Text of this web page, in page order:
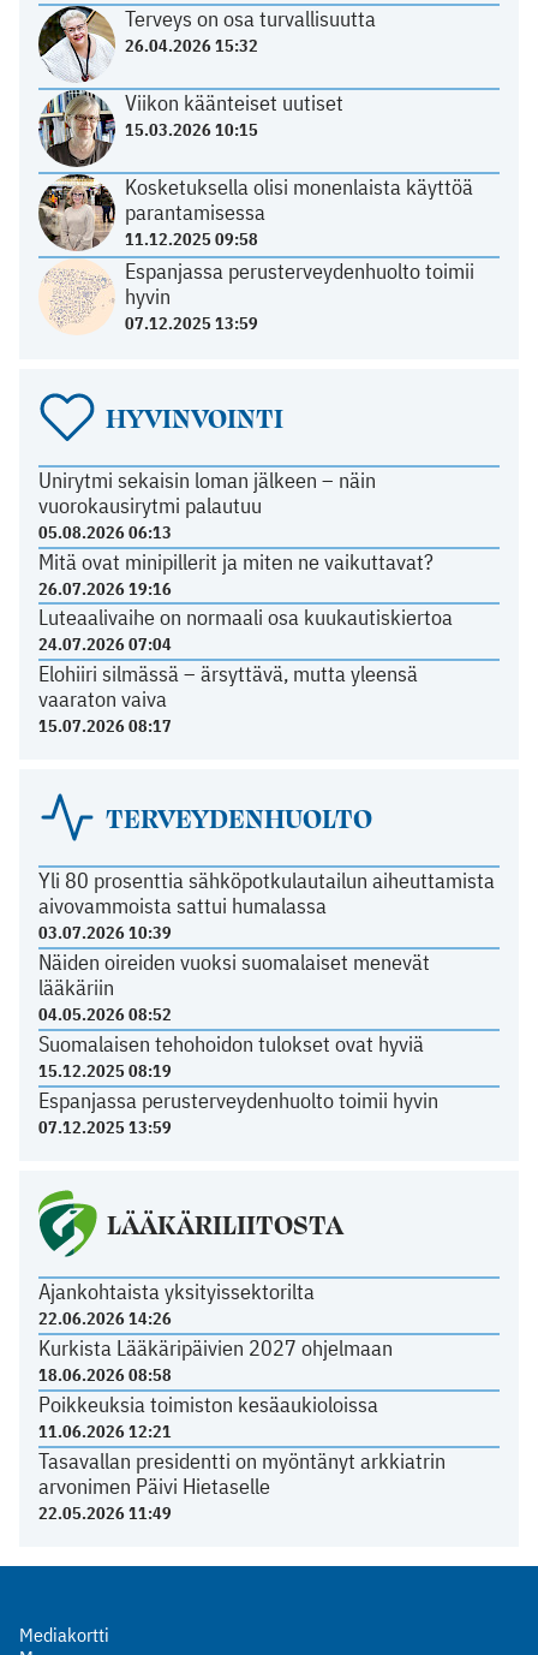
Terveys on osa turvallisuutta
26.04.2026 15:32
Viikon käänteiset uutiset
15.03.2026 10:15
Kosketuksella olisi monenlaista käyttöä
parantamisessa
11.12.2025 09:58
Espanjassa perusterveydenhuolto toimii
hyvin
07.12.2025 13:59
HYVINVOINTI
Unirytmi sekaisin loman jälkeen – näin
vuorokausirytmi palautuu
05.08.2026 06:13
Mitä ovat minipillerit ja miten ne vaikuttavat?
26.07.2026 19:16
Luteaalivaihe on normaali osa kuukautiskiertoa
24.07.2026 07:04
Elohiiri silmässä – ärsyttävä, mutta yleensä
vaaraton vaiva
15.07.2026 08:17
TERVEYDENHUOLTO
Yli 80 prosenttia sähköpotkulautailun aiheuttamista
aivovammoista sattui humalassa
03.07.2026 10:39
Näiden oireiden vuoksi suomalaiset menevät
lääkäriin
04.05.2026 08:52
Suomalaisen tehohoidon tulokset ovat hyviä
15.12.2025 08:19
Espanjassa perusterveydenhuolto toimii hyvin
07.12.2025 13:59
LÄÄKÄRILIITOSTA
Ajankohtaista yksityissektorilta
22.06.2026 14:26
Kurkista Lääkäripäivien 2027 ohjelmaan
18.06.2026 08:58
Poikkeuksia toimiston kesäaukioloissa
11.06.2026 12:21
Tasavallan presidentti on myöntänyt arkkiatrin
arvonimen Päivi Hietaselle
22.05.2026 11:49
Mediakortti